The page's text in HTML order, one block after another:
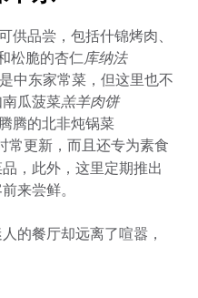
供品尝，包括什锦烤肉、
松脆的杏仁库纳法
中东家常菜，但这里也不
瓜菠菜羔羊肉饼
腾的北非炖锅菜
常更新，而且还专为素食
，此外，这里定期推出
来尝鲜。
的餐厅却远离了喧嚣，